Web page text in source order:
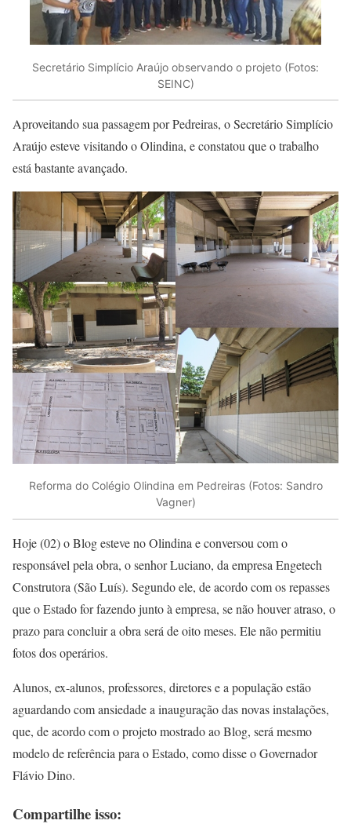
Secretário Simplício Araújo observando o projeto (Fotos:
SEINC)
Aproveitando sua passagem por Pedreiras, o Secretário Simplício
Araújo esteve visitando o Olindina, e constatou que o trabalho
está bastante avançado.
Reforma do Colégio Olindina em Pedreiras (Fotos: Sandro
Vagner)
Hoje (02) o Blog esteve no Olindina e conversou com o
responsável pela obra, o senhor Luciano, da empresa Engetech
Construtora (São Luís). Segundo ele, de acordo com os repasses
que o Estado for fazendo junto à empresa, se não houver atraso, o
prazo para concluir a obra será de oito meses. Ele não permitiu
fotos dos operários.
Alunos, ex-alunos, professores, diretores e a população estão
aguardando com ansiedade a inauguração das novas instalações,
que, de acordo com o projeto mostrado ao Blog, será mesmo
modelo de referência para o Estado, como disse o Governador
Flávio Dino.
Compartilhe isso: